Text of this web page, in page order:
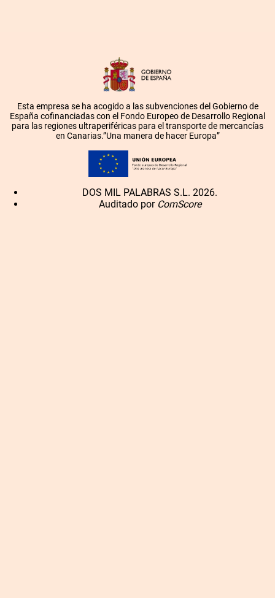
Esta empresa se ha acogido a las subvenciones del Gobierno de
España cofinanciadas con el Fondo Europeo de Desarrollo Regional
para las regiones ultraperiféricas para el transporte de mercancías
en Canarias.”Una manera de hacer Europa”
DOS MIL PALABRAS S.L. 2026.
Auditado por ComScore